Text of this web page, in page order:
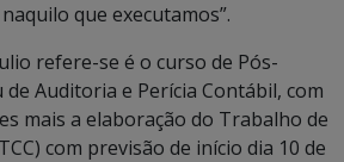
que executamos”.
refere-se é o curso de Pós-
Auditoria e Perícia Contábil, com
mais a elaboração do Trabalho de
com previsão de início dia 10 de